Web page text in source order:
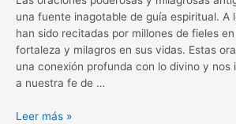
una fuente inagotable de guía espiritual. A
han sido recitadas por millones de fieles
fortaleza y milagros en sus vidas. Estas
una conexión profunda con lo divino y nos
a nuestra fe de …
Las
Leer más »